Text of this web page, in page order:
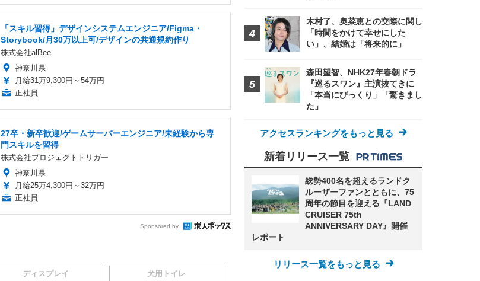
「スキル習得」デザインシステムエンジニア/Figma・
Storybook/月30万以上可/デザインの共通規約作り
株式会社alBee
神奈川県
月給31万9,300円～54万円
正社員
27卒・新卒歓迎/ゲームサーバーエンジニア/未経験から専
門スキルを習得
株式会社プロジェクトトリガー
神奈川県
月給25万4,300円～32万円
正社員
Sponsored by
ディスプレイ 犬用トイレ
木村了、奥菜恵との交際に関し
「時間をかけて幸せにした
い」、結婚は「将来的に」
森田望智、NHK27年春朝ドラ
『巡るスワン』主演抜てきに
「本当にびっくり」「驚きまし
た」
アクセスランキングをもっと見る
新着リリース一覧
総勢400名を超えるランドク
ルーザーファンとともに、75
周年の節目を迎える『LAND
CRUISER 75th
ANNIVERSARY DAY』開催
レポート
リリース一覧をもっと見る